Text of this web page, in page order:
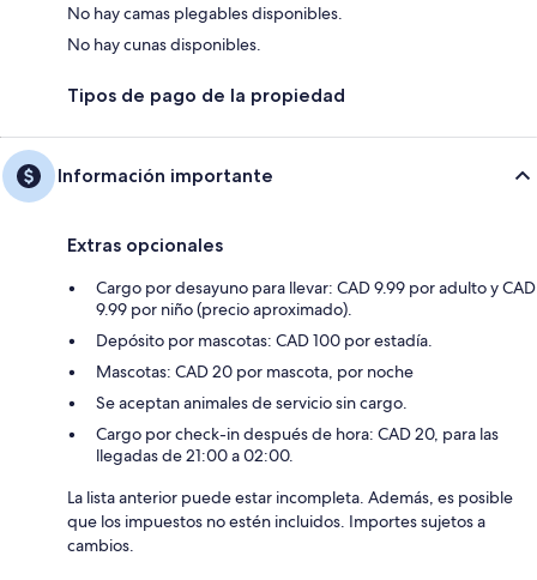
No hay camas plegables disponibles.
No hay cunas disponibles.
Tipos de pago de la propiedad
Información importante
Extras opcionales
Cargo por desayuno para llevar: CAD 9.99 por adulto y CAD
9.99 por niño (precio aproximado).
Depósito por mascotas: CAD 100 por estadía.
Mascotas: CAD 20 por mascota, por noche
Se aceptan animales de servicio sin cargo.
Cargo por check-in después de hora: CAD 20, para las
llegadas de 21:00 a 02:00.
La lista anterior puede estar incompleta. Además, es posible
que los impuestos no estén incluidos. Importes sujetos a
cambios.